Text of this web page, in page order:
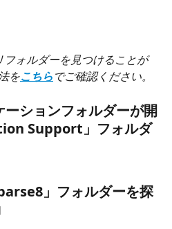
ォルダーを見つけることが
をこちらでご確認ください。
ーションフォルダーが開
Support」フォルダ
」フォルダーを探